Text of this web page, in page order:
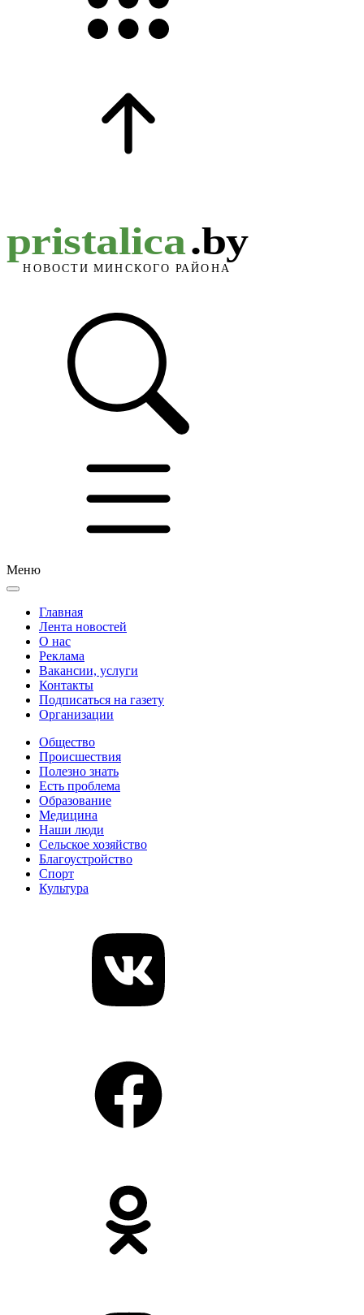
Меню
Главная
Лента новостей
О нас
Реклама
Вакансии, услуги
Контакты
Подписаться на газету
Организации
Общество
Происшествия
Полезно знать
Есть проблема
Образование
Медицина
Наши люди
Сельское хозяйство
Благоустройство
Спорт
Культура